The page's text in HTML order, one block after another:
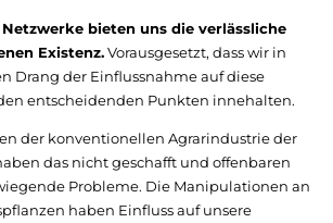
bieten uns die verlässliche
Existenz.Vorausgesetzt, dass wir in
Drang der Einflussnahme auf diese
entscheidenden Punkten innehalten.
der konventionellen Agrarindustrie der
das nicht geschafft und offenbaren
Probleme. Die Manipulationen an
haben Einfluss auf unsere